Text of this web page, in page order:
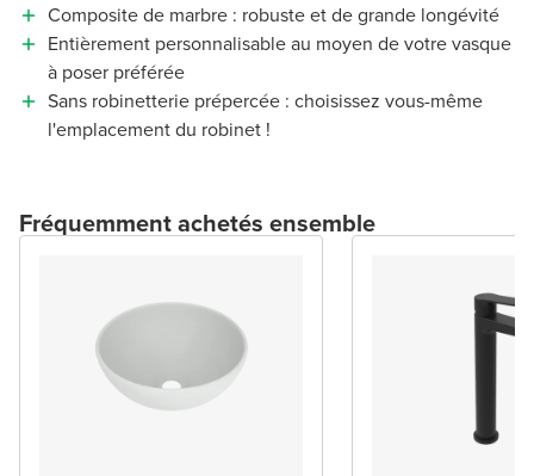
Composite de marbre : robuste et de grande longévité
Entièrement personnalisable au moyen de votre vasque
à poser préférée
Sans robinetterie prépercée : choisissez vous-même
l'emplacement du robinet !
Fréquemment achetés ensemble